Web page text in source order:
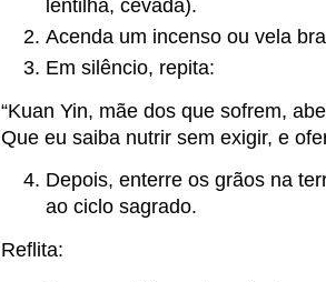
lentilha, cevada).
Acenda um incenso ou vela
Em silêncio, repita:
“Kuan Yin, mãe dos que sofrem,
Que eu saiba nutrir sem exigir, e
Depois, enterre os grãos na
ao ciclo sagrado.
Reflita: